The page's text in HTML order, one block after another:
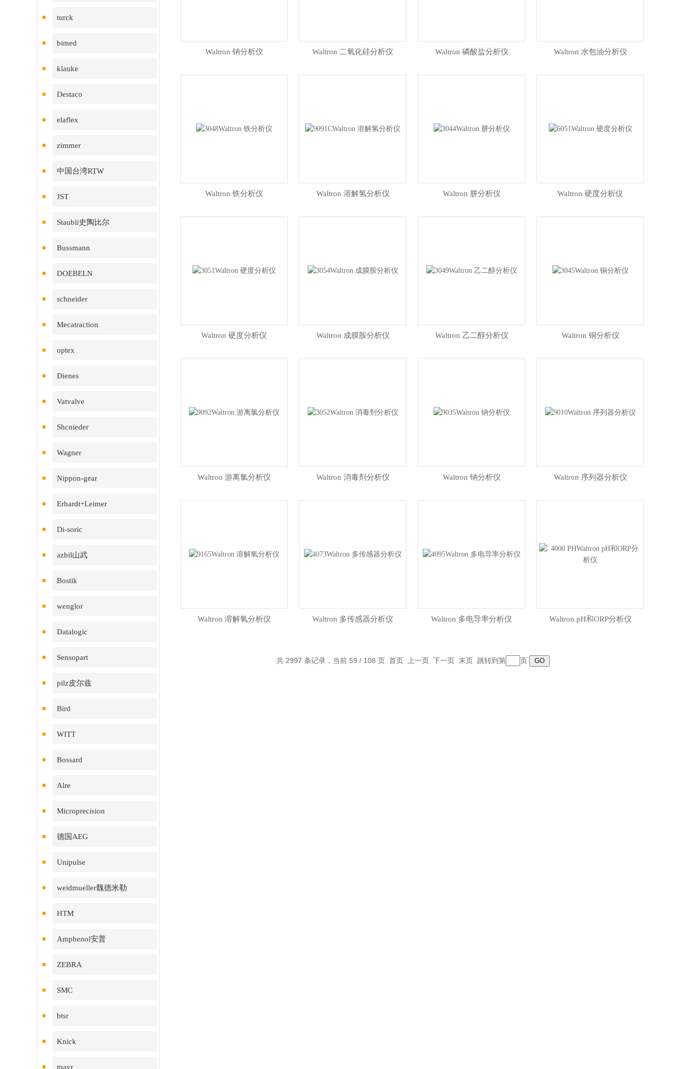
turck
bimed
klauke
Destaco
elaflex
zimmer
中国台湾RTW
JST
Staubli史陶比尔
Bussmann
DOEBELN
schneider
Mecatraction
optex
Dienes
Vatvalve
Shcnieder
Wagner
Nippon-gear
Erhardt+Leimer
Di-soric
azbil山武
Bostik
wenglor
Datalogic
Sensopart
pilz皮尔兹
Bird
WITT
Bossard
Alre
Microprecision
德国AEG
Unipulse
weidmueller魏德米勒
HTM
Amphenol安普
ZEBRA
SMC
btsr
Knick
mayr
Waltron 钠分析仪 Waltron 二氧化硅分析仪 Waltron 磷酸盐分析仪 Waltron 水包油分析仪
Waltron 铁分析仪 Waltron 溶解氢分析仪 Waltron 肼分析仪 Waltron 硬度分析仪
Waltron 硬度分析仪 Waltron 成膜胺分析仪 Waltron 乙二醇分析仪 Waltron 铜分析仪
Waltron 游离氯分析仪 Waltron 消毒剂分析仪 Waltron 钠分析仪 Waltron 序列器分析仪
Waltron 溶解氧分析仪 Waltron 多传感器分析仪 Waltron 多电导率分析仪 Waltron pH和ORP分析仪
共 2997 条记录，当前 59 / 108 页 首页 上一页 下一页 末页 跳转到第 页